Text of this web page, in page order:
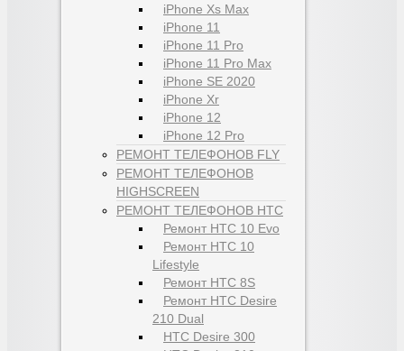
iPhone Xs Max
iPhone 11
iPhone 11 Pro
iPhone 11 Pro Max
iPhone SE 2020
iPhone Xr
iPhone 12
iPhone 12 Pro
РЕМОНТ ТЕЛЕФОНОВ FLY
РЕМОНТ ТЕЛЕФОНОВ
HIGHSCREEN
РЕМОНТ ТЕЛЕФОНОВ HTC
Ремонт HTC 10 Evo
Ремонт HTC 10
Lifestyle
Ремонт HTC 8S
Ремонт HTC Desire
210 Dual
HTC Desire 300